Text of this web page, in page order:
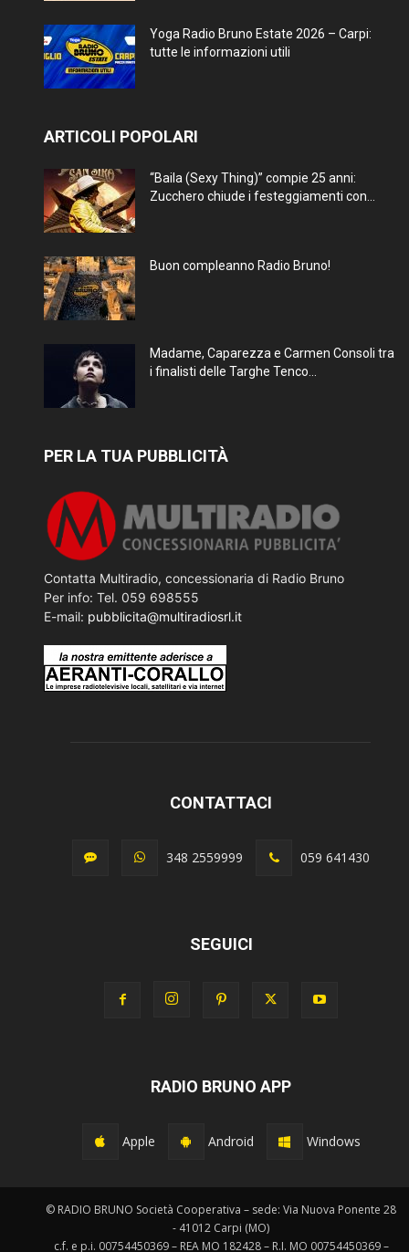
Yoga Radio Bruno Estate 2026 – Carpi:
tutte le informazioni utili
ARTICOLI POPOLARI
“Baila (Sexy Thing)” compie 25 anni:
Zucchero chiude i festeggiamenti con...
Buon compleanno Radio Bruno!
Madame, Caparezza e Carmen Consoli tra
i finalisti delle Targhe Tenco...
PER LA TUA PUBBLICITÀ
Contatta Multiradio, concessionaria di Radio Bruno
Per info: Tel. 059 698555
E-mail: pubblicita@multiradiosrl.it
CONTATTACI
348 2559999 059 641430
SEGUICI
RADIO BRUNO APP
Apple Android Windows
© RADIO BRUNO Società Cooperativa – sede: Via Nuova Ponente 28
- 41012 Carpi (MO)
c.f. e p.i. 00754450369 – REA MO 182428 – R.I. MO 00754450369 –